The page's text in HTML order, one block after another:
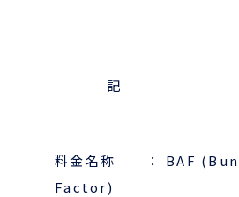
料金名称 ： BAF
Factor)